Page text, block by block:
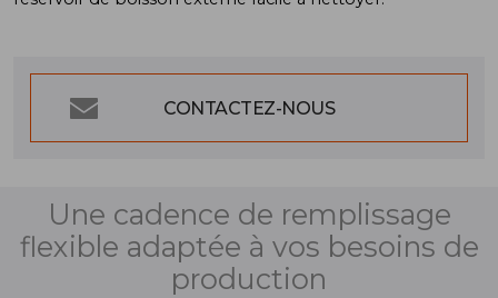
CONTACTEZ-NOUS
Une cadence de remplissage
flexible adaptée à vos besoins de
production